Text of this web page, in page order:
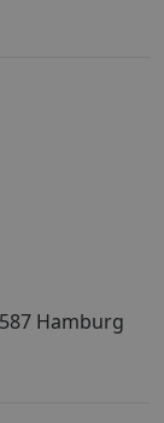
Hamburg